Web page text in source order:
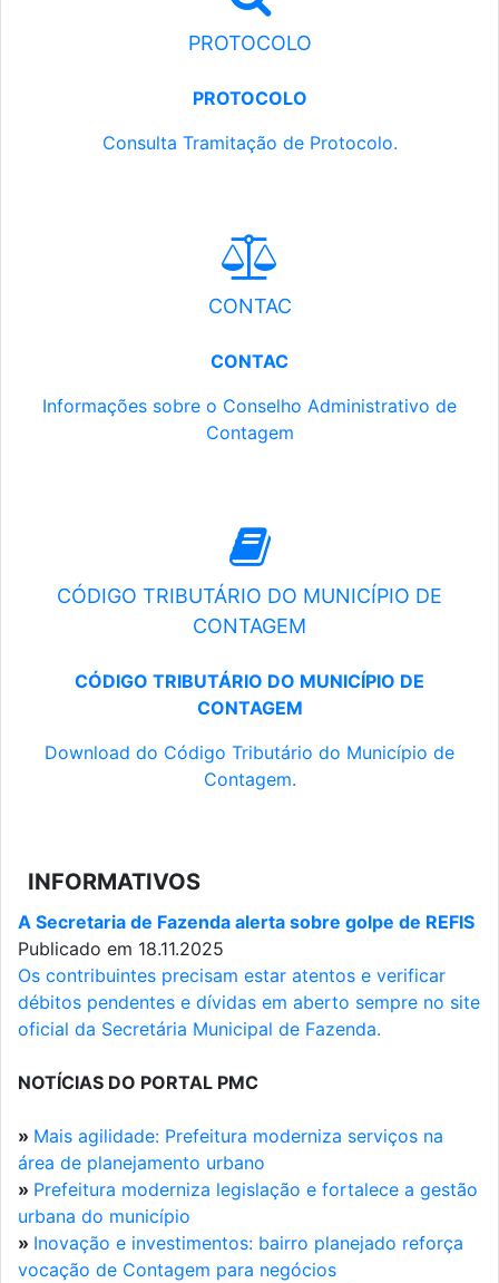
PROTOCOLO
PROTOCOLO
Consulta Tramitação de Protocolo.
CONTAC
CONTAC
Informações sobre o Conselho Administrativo de
Contagem
CÓDIGO TRIBUTÁRIO DO MUNICÍPIO DE
CONTAGEM
CÓDIGO TRIBUTÁRIO DO MUNICÍPIO DE
CONTAGEM
Download do Código Tributário do Município de
Contagem.
INFORMATIVOS
A Secretaria de Fazenda alerta sobre golpe de REFIS
Publicado em 18.11.2025
Os contribuintes precisam estar atentos e verificar
débitos pendentes e dívidas em aberto sempre no site
oficial da Secretária Municipal de Fazenda.
NOTÍCIAS DO PORTAL PMC
» Mais agilidade: Prefeitura moderniza serviços na
área de planejamento urbano
» Prefeitura moderniza legislação e fortalece a gestão
urbana do município
» Inovação e investimentos: bairro planejado reforça
vocação de Contagem para negócios